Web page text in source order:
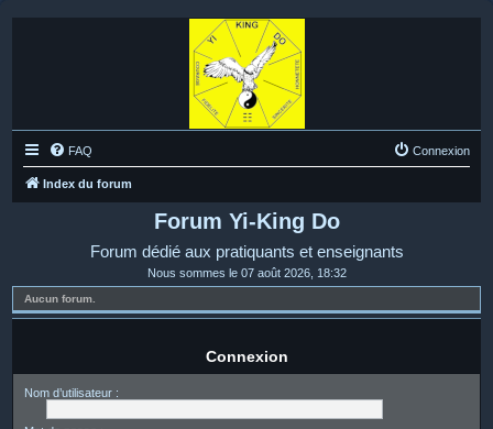
FAQ Connexion
Index du forum
Forum Yi-King Do
Forum dédié aux pratiquants et enseignants
Nous sommes le 07 août 2026, 18:32
Aucun forum.
Connexion
Nom d’utilisateur :